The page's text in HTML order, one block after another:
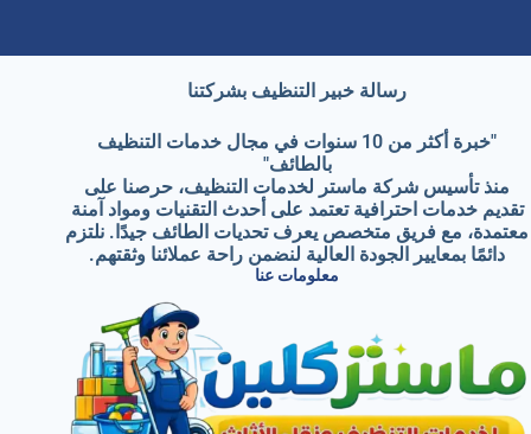
رسالة خبير التنظيف بشركتنا
"خبرة أكثر من 10 سنوات في مجال خدمات التنظيف
بالطائف"
منذ تأسيس شركة ماستر لخدمات التنظيف، حرصنا على
تقديم خدمات احترافية تعتمد على أحدث التقنيات ومواد آمنة
معتمدة، مع فريق متخصص يعرف تحديات الطائف جيدًا. نلتزم
دائمًا بمعايير الجودة العالية لنضمن راحة عملائنا وثقتهم.
معلومات عنا